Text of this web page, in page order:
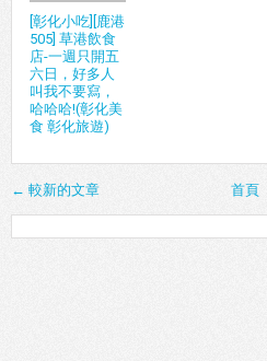
[彰化小吃][鹿港
505] 草港飲食
店-一週只開五
六日，好多人
叫我不要寫，
哈哈哈!(彰化美
食 彰化旅遊)
← 較新的文章 首頁